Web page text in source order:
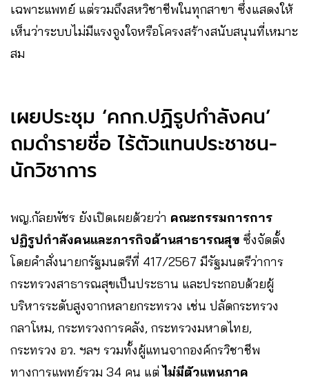
เฉพาะแพทย์ แต่รวมถึงสหวิชาชีพในทุกสาขา ซึ่งแสดงให้
เห็นว่าระบบไม่มีแรงจูงใจหรือโครงสร้างสนับสนุนที่เหมาะ
สม
เผยประชุม ‘คกก.ปฏิรูปกำลังคน’
ถมดำรายชื่อ ไร้ตัวแทนประชาชน-
นักวิชาการ
พญ.กัลยพัชร ยังเปิดเผยด้วยว่า คณะกรรมการการ
ปฏิรูปกำลังคนและภารกิจด้านสาธารณสุข ซึ่งจัดตั้ง
โดยคำสั่งนายกรัฐมนตรีที่ 417/2567 มีรัฐมนตรีว่าการ
กระทรวงสาธารณสุขเป็นประธาน และประกอบด้วยผู้
บริหารระดับสูงจากหลายกระทรวง เช่น ปลัดกระทรวง
กลาโหม, กระทรวงการคลัง, กระทรวงมหาดไทย,
กระทรวง อว. ฯลฯ รวมทั้งผู้แทนจากองค์กรวิชาชีพ
ทางการแพทย์รวม 34 คน แต่ไม่มีตัวแทนภาค